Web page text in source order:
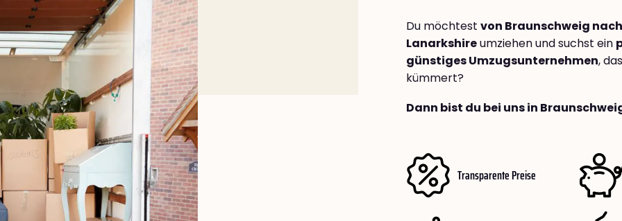
Du möchtest von Braunschweig
Lanarkshireumziehen und suchst ein
günstiges Umzugsunternehmen,
kümmert?
Dann bist du bei uns in
Transparente Preise